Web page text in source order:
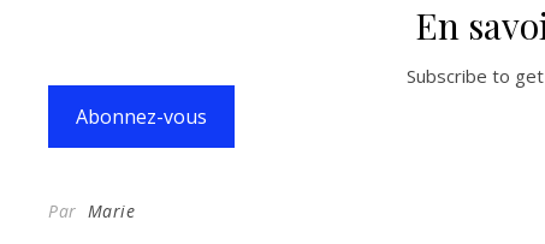
En
Subscribe to
Abonnez-vous
Par Marie